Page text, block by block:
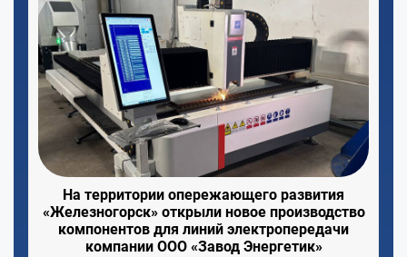
На территории опережающего развития
«Железногорск» открыли новое производство
компонентов для линий электропередачи
компании ООО «Завод Энергетик»